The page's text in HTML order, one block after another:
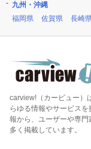
九州・沖縄
福岡県
佐賀県 長崎
carview!（カービュー）
らゆる情報やサービス
報から、ユーザーや専
多く掲載しています。